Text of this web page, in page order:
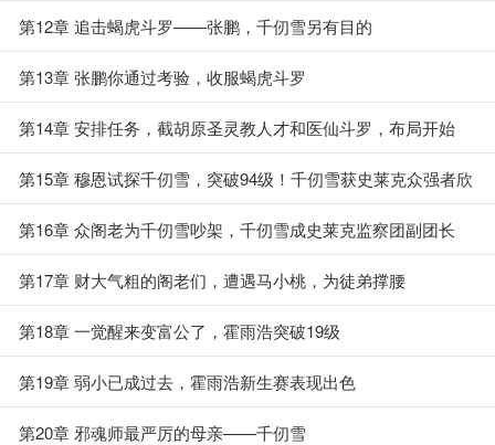
第12章 追击蝎虎斗罗——张鹏，千仞雪另有目的
第13章 张鹏你通过考验，收服蝎虎斗罗
第14章 安排任务，截胡原圣灵教人才和医仙斗罗，布局开始
第15章 穆恩试探千仞雪，突破94级！千仞雪获史莱克众强者欣
赏
第16章 众阁老为千仞雪吵架，千仞雪成史莱克监察团副团长
第17章 财大气粗的阁老们，遭遇马小桃，为徒弟撑腰
第18章 一觉醒来变富公了，霍雨浩突破19级
第19章 弱小已成过去，霍雨浩新生赛表现出色
第20章 邪魂师最严厉的母亲——千仞雪